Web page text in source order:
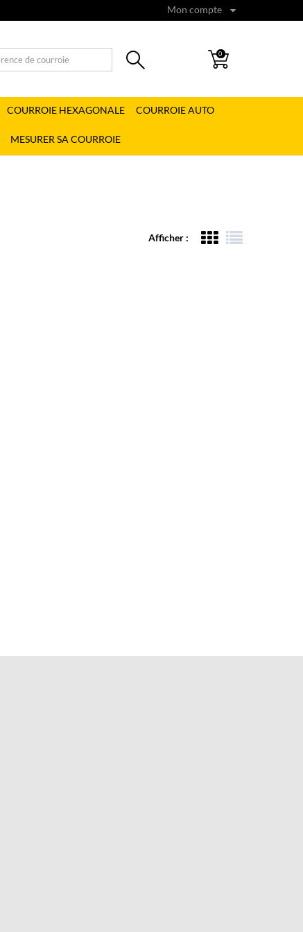
Mon compte
0
COURROIE HEXAGONALE COURROIE AUTO
MESURER SA COURROIE
Afficher :